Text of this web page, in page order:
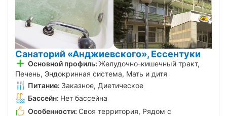
Санаторий «Анджиевского», Ессентуки
Основной профиль: Желудочно-кишечный тракт,
Печень, Эндокринная система, Мать и дитя
Питание: Заказное, Диетическое
Бассейн: Нет бассейна
Особенности: Своя территория, Рядом с